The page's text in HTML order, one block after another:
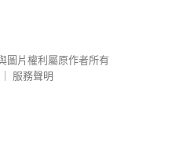
圖片權利屬原作者所有
服務聲明